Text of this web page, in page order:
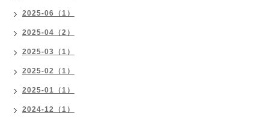
2025-06（1）
2025-04（2）
2025-03（1）
2025-02（1）
2025-01（1）
2024-12（1）